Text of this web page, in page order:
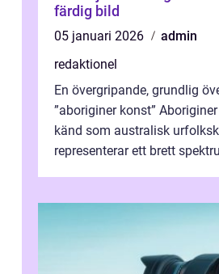
färdig bild
05 januari 2026
admin
redaktionel
En övergripande, grundlig
”aboriginer konst”
känd som australisk
representerar ett brett